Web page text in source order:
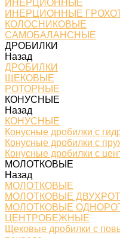
ИНЕРЦИОННЫЕ
ИНЕРЦИОННЫЕ
КОЛОСНИКОВЫЕ
САМОБАЛАНСНЫЕ
ДРОБИЛКИ
Назад
ДРОБИЛКИ
ЩЕКОВЫЕ
РОТОРНЫЕ
КОНУСНЫЕ
Назад
КОНУСНЫЕ
Конусные дробилки с
Конусные дробилки с
Конусные дробилки с
МОЛОТКОВЫЕ
Назад
МОЛОТКОВЫЕ
МОЛОТКОВЫЕ
МОЛОТКОВЫЕ
ЦЕНТРОБЕЖНЫЕ
Щековые дробилки с